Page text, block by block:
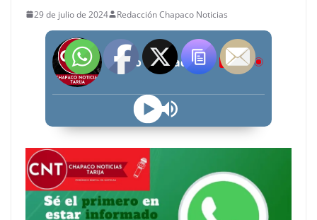
29 de julio de 2024 Redacción Chapaco Noticias
Radio Chapaco Noticias Las 24 horas en vivo LIVE